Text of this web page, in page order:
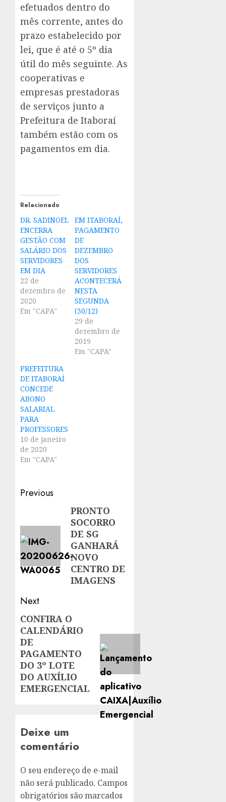
efetuados dentro do
mês corrente, antes do
prazo estabelecido por
lei, que é até o 5º dia
útil do mês seguinte. As
cooperativas e
empresas prestadoras
de serviços junto a
Prefeitura de Itaboraí
também estão com os
pagamentos em dia.
Relacionado
DR. SADINOEL
ENCERRA
GESTÃO COM
SALÁRIO DOS
SERVIDORES
EM DIA
22 de
dezembro de
2020
Em "CAPA"
EM ITABORAÍ,
PAGAMENTO
DE
DEZEMBRO
DOS
SERVIDORES
ACONTECERÁ
NESTA
SEGUNDA
(30/12)
29 de
dezembro de
2019
Em "CAPA"
PREFEITURA
DE ITABORAÍ
CONCEDE
ABONO
SALARIAL
PARA
PROFESSORES
10 de janeiro
de 2020
Em "CAPA"
Post
navigation
Previous
post:
PRONTO
SOCORRO
DE SG
GANHARÁ
NOVO
CENTRO DE
IMAGENS
Next
Next
post:
CONFIRA O
CALENDÁRIO
DE
PAGAMENTO
DO 3º LOTE
DO AUXÍLIO
EMERGENCIAL
Deixe um
comentário
O seu endereço de e-mail
não será publicado. Campos
obrigatórios são marcados